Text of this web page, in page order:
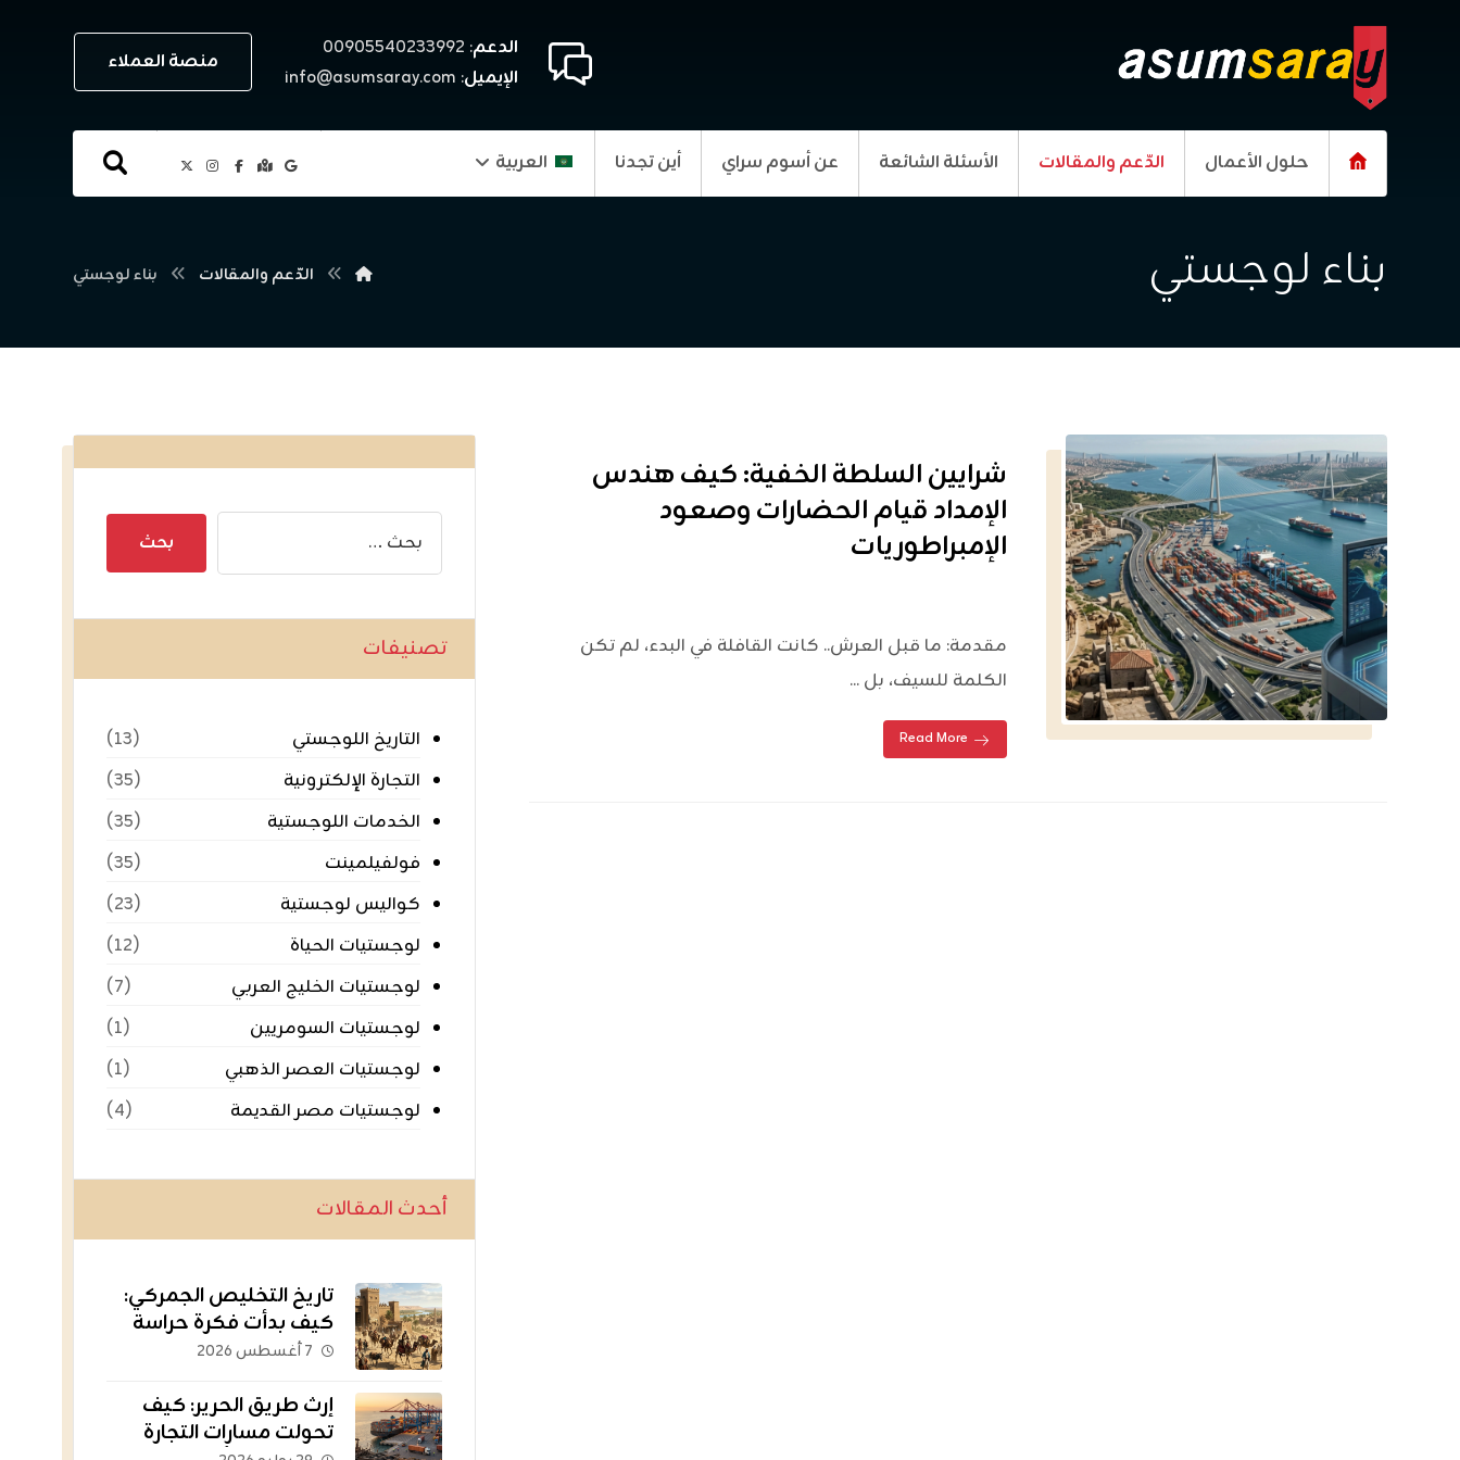
منصة العملاء الدعم: ٠٠٩٠٥٥٤٠٢٣٣٩٩٢
الإيميل: info@asumsaray.com
حلول الأعمال الدّعم والمقالات الأسئلة الشائعة عن أسوم سراي أين تجدنا العربية
بناء لوجستي الدّعم والمقالات بناء لوجستي
شرايين السلطة الخفية: كيف هندس
الإمداد قيام الحضارات وصعود
الإمبراطوريات
مقدمة: ما قبل العرش.. كانت القافلة في البدء، لم تكن
الكلمة للسيف، بل ...
Read More
تصنيفات
التاريخ اللوجستي
(١٣)
التجارة الإلكترونية
(٣٥)
الخدمات اللوجستية
(٣٥)
فولفيلمينت
(٣٥)
كواليس لوجستية
(٢٣)
لوجستيات الحياة
(١٢)
لوجستيات الخليج العربي
(٧)
لوجستيات السومريين
(١)
لوجستيات العصر الذهبي
(١)
لوجستيات مصر القديمة
(٤)
أحدث المقالات
تاريخ التخليص الجمركي:
كيف بدأت فكرة حراسة
الثروات عبر الحدود؟
٧ أغسطس ٢٠٢٦
إرث طريق الحرير: كيف
تحولت مسارات التجارة